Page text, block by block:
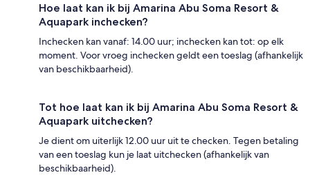
Hoe laat kan ik bij Amarina Abu Soma Resort &
Aquapark inchecken?
Inchecken kan vanaf: 14.00 uur; inchecken kan tot: op elk
moment. Voor vroeg inchecken geldt een toeslag (afhankelijk
van beschikbaarheid).
Tot hoe laat kan ik bij Amarina Abu Soma Resort &
Aquapark uitchecken?
Je dient om uiterlijk 12.00 uur uit te checken. Tegen betaling
van een toeslag kun je laat uitchecken (afhankelijk van
beschikbaarheid).